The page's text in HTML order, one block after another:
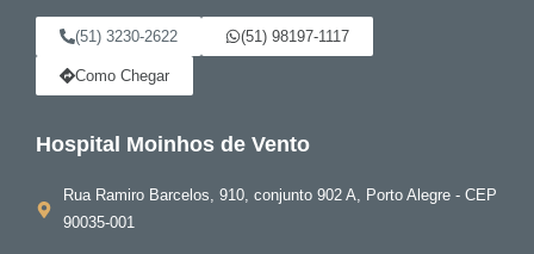
(51) 3230-2622 (51) 98197-1117
Como Chegar
Hospital Moinhos de Vento
Rua Ramiro Barcelos, 910, conjunto 902 A, Porto Alegre - CEP
90035-001